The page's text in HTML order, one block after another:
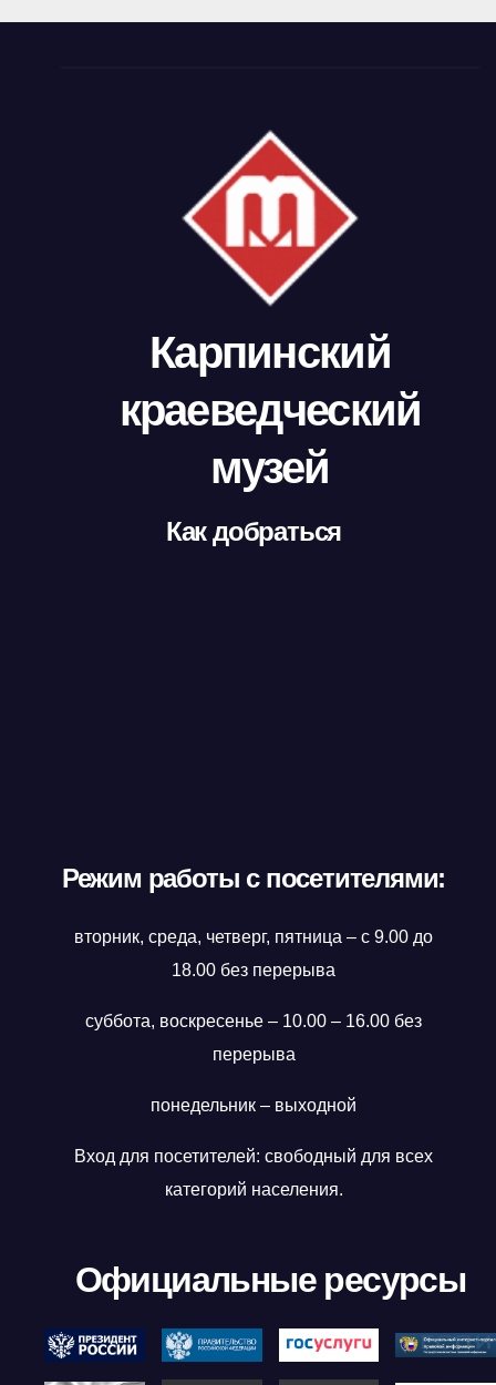
Карпинский
краеведческий
музей
Как добраться
Режим работы с посетителями:
вторник, среда, четверг, пятница – с 9.00 до
18.00 без перерыва
суббота, воскресенье – 10.00 – 16.00 без
перерыва
понедельник – выходной
Вход для посетителей: свободный для всех
категорий населения.
Официальные ресурсы